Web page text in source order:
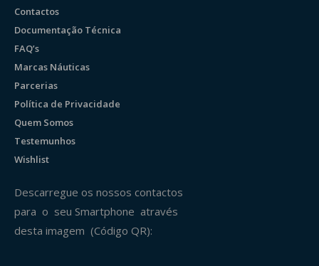
Contactos
Documentação Técnica
FAQ’s
Marcas Náuticas
Parcerias
Política de Privacidade
Quem Somos
Testemunhos
Wishlist
Descarregue os nossos contactos
para o seu Smartphone através
desta imagem (Código QR):